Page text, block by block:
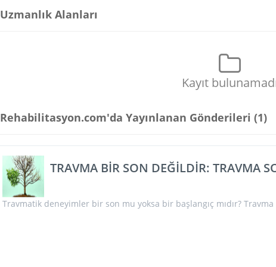
Uzmanlık Alanları
Kayıt
Rehabilitasyon.com'da Yayınlanan Gönderileri (1)
TRAVMA BİR SON DEĞİLDİR: TRAVMA
Travmatik deneyimler bir son mu yoksa bir başlangıç mıdır?